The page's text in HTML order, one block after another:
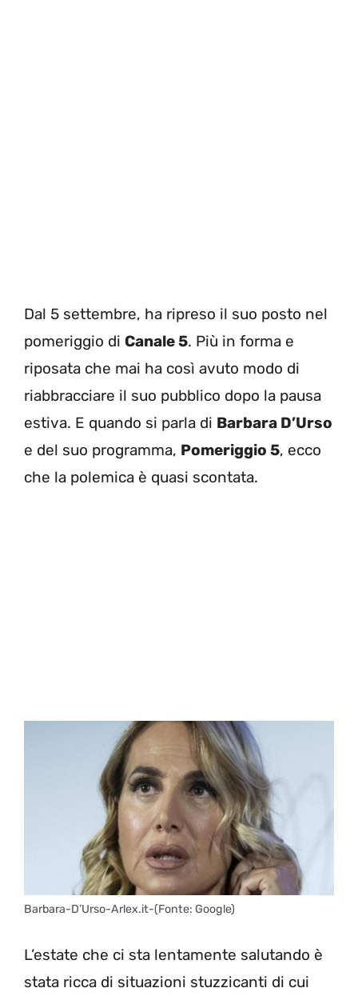
Dal 5 settembre, ha ripreso il suo posto nel
pomeriggio di Canale 5. Più in forma e
riposata che mai ha così avuto modo di
riabbracciare il suo pubblico dopo la pausa
estiva. E quando si parla di Barbara D’Urso
e del suo programma, Pomeriggio 5, ecco
che la polemica è quasi scontata.
Barbara-D’Urso-Arlex.it-(Fonte: Google)
L’estate che ci sta lentamente salutando è
stata ricca di situazioni stuzzicanti di cui